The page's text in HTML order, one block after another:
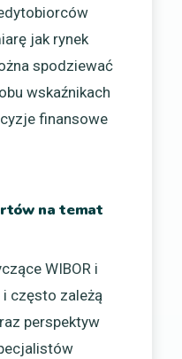
jak rynek
spodziewać
wskaźnikach
finansowe
na temat
WIBOR i
i często zależą
perspektyw